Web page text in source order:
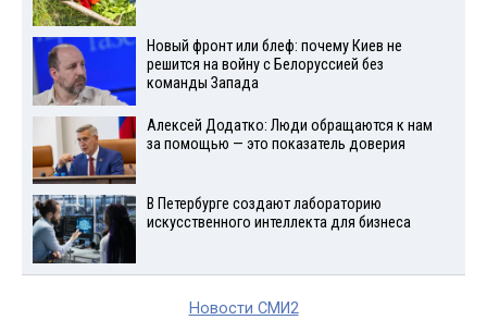
Новый фронт или блеф: почему Киев не
решится на войну с Белоруссией без
команды Запада
Алексей Додатко: Люди обращаются к нам
за помощью — это показатель доверия
В Петербурге создают лабораторию
искусственного интеллекта для бизнеса
Новости СМИ2